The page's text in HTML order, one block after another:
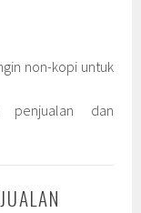
non-kopi untuk
penjualan dan